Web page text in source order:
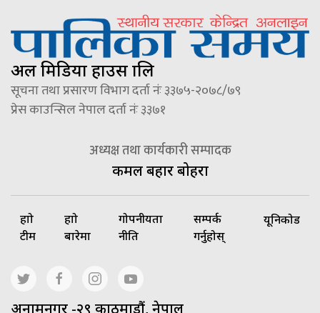
अल मिडिया हाउस प्रालि
सूचना तथा प्रसारण विभाग दर्ता नंः ३३७५-२०७८/७९
प्रेस काउन्सिल नेपाल दर्ता नंः ३३७१
अध्यक्ष तथा कार्यकारी सम्पादक
कमल बहादुर बोहरा
हाम्रो
टीम
हाम्रो
बारेमा
गोपनीयता
नीति
सम्पर्क
गर्नुहोस्
यूनिकोड
अनामनगर -२९ काठमाडौं, नेपाल